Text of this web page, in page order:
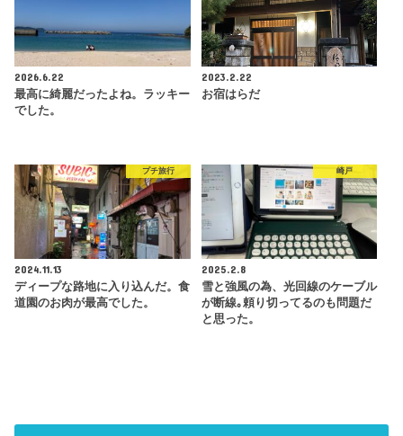
2026.6.22
最高に綺麗だったよね。ラッキー
でした。
2023.2.22
お宿はらだ
プチ旅行
2024.11.13
ディープな路地に入り込んだ。食
道園のお肉が最高でした。
崎戸
2025.2.8
雪と強風の為、光回線のケーブル
が断線｡頼り切ってるのも問題だ
と思った。